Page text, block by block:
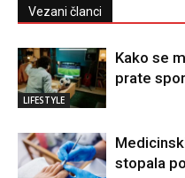
Vezani članci
LIFESTYLE
Kako se
prate
stopala